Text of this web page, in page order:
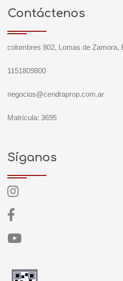
Contáctenos
colombres 802, Lomas de Zamora,
1151809800
negocios@cendraprop.com.ar
Matrícula: 3695
Síganos